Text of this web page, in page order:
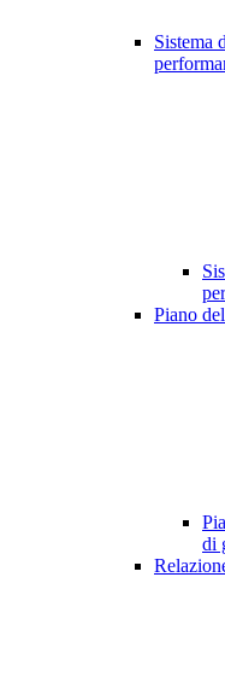
Sistema
Piano
di